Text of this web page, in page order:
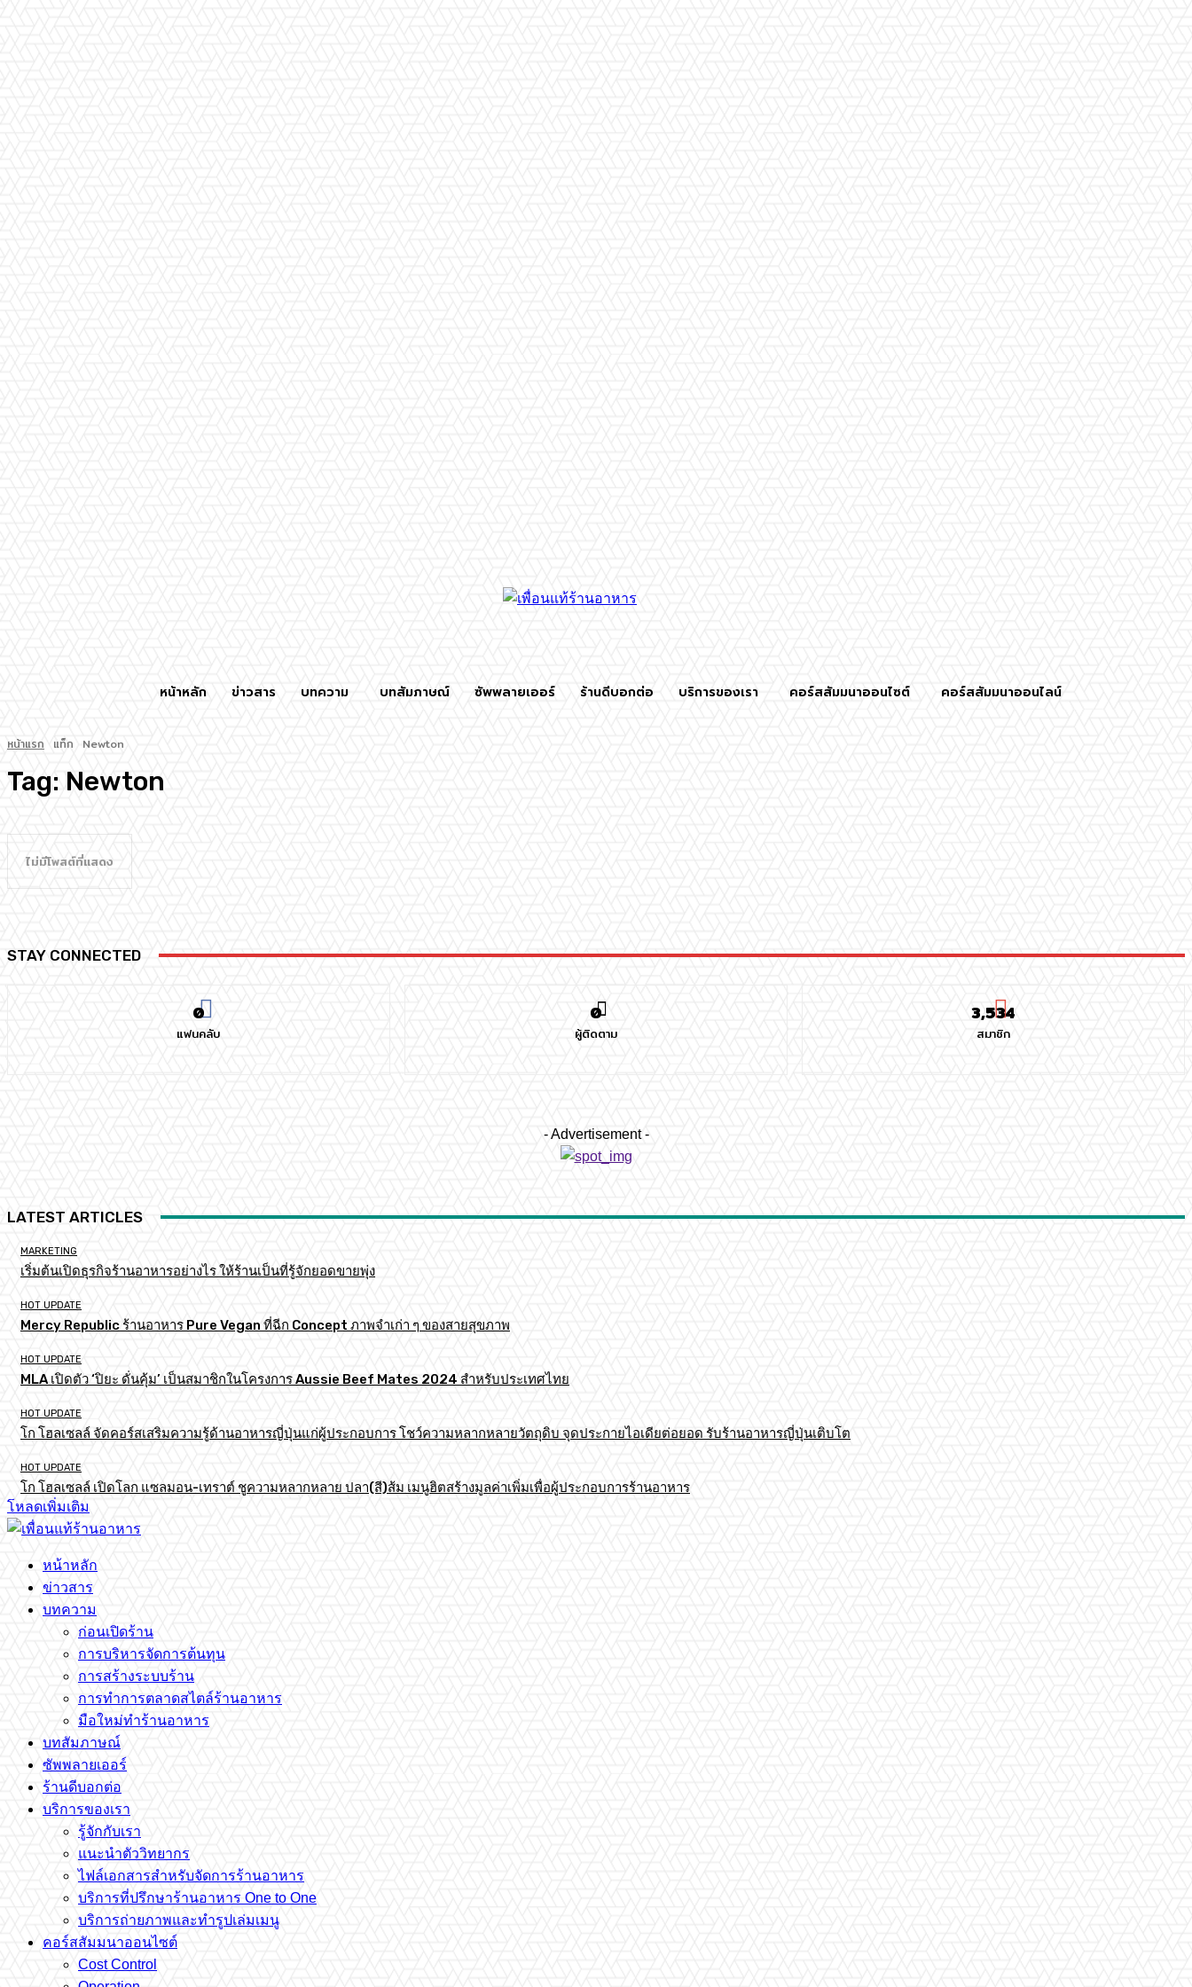
หน้าหลัก ข่าวสาร บทความ บทสัมภาษณ์ ซัพพลายเออร์ ร้านดีบอกต่อ บริการของเรา คอร์สสัมมนาออนไซต์ คอร์สสัมมนาออนไลน์
หน้าแรก แท็ก Newton
Tag: Newton
ไม่มีโพสต์ที่แสดง
STAY CONNECTED
0
แฟนคลับ
0
ผู้ติดตาม
3,534
สมาชิก
- Advertisement -
LATEST ARTICLES
MARKETING
เริ่มต้นเปิดธุรกิจร้านอาหารอย่างไร ให้ร้านเป็นที่รู้จักยอดขายพุ่ง
HOT UPDATE
Mercy Republic ร้านอาหาร Pure Vegan ที่ฉีก Concept ภาพจำเก่า ๆ ของสายสุขภาพ
HOT UPDATE
MLA เปิดตัว ‘ปิยะ ดั่นคุ้ม’ เป็นสมาชิกในโครงการ Aussie Beef Mates 2024 สำหรับประเทศไทย
HOT UPDATE
โก โฮลเซลล์ จัดคอร์สเสริมความรู้ด้านอาหารญี่ปุ่นแก่ผู้ประกอบการ โชว์ความหลากหลายวัตถุดิบ จุดประกายไอเดียต่อยอด รับร้านอาหารญี่ปุ่นเติบโต
HOT UPDATE
โก โฮลเซลล์ เปิดโลก แซลมอน-เทราต์ ชูความหลากหลาย ปลา(สี)ส้ม เมนูฮิตสร้างมูลค่าเพิ่มเพื่อผู้ประกอบการร้านอาหาร
โหลดเพิ่มเติม
หน้าหลัก
ข่าวสาร
บทความ
ก่อนเปิดร้าน
การบริหารจัดการต้นทุน
การสร้างระบบร้าน
การทำการตลาดสไตล์ร้านอาหาร
มือใหม่ทำร้านอาหาร
บทสัมภาษณ์
ซัพพลายเออร์
ร้านดีบอกต่อ
บริการของเรา
รู้จักกับเรา
แนะนำตัววิทยากร
ไฟล์เอกสารสำหรับจัดการร้านอาหาร
บริการที่ปรึกษาร้านอาหาร One to One
บริการถ่ายภาพและทำรูปเล่มเมนู
คอร์สสัมมนาออนไซต์
Cost Control